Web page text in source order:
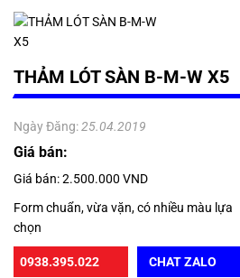
THẢM LÓT SÀN B-M-W X5
Ngày Đăng: 25.04.2019
Giá bán:
Giá bán: 2.500.000 VND
Form chuẩn, vừa vặn, có nhiều màu lựa
chọn
0938.395.022 CHAT ZALO